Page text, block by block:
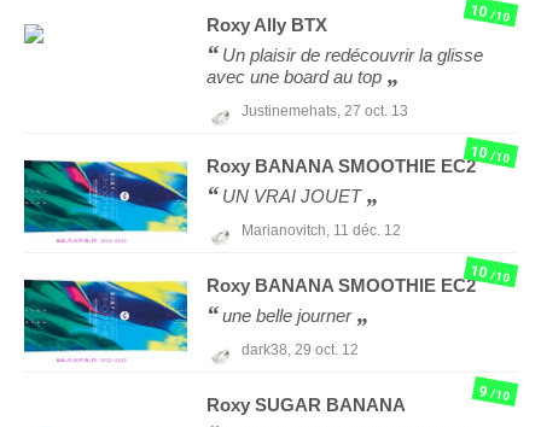
Roxy Ally BTX
Un plaisir de redécouvrir la glisse
avec une board au top
Justinemehats, 27 oct. 13
10/10
Roxy BANANA SMOOTHIE EC2
UN VRAI JOUET
Marianovitch, 11 déc. 12
10/10
Roxy BANANA SMOOTHIE EC2
une belle journer
dark38, 29 oct. 12
10/10
Roxy SUGAR BANANA
9/10